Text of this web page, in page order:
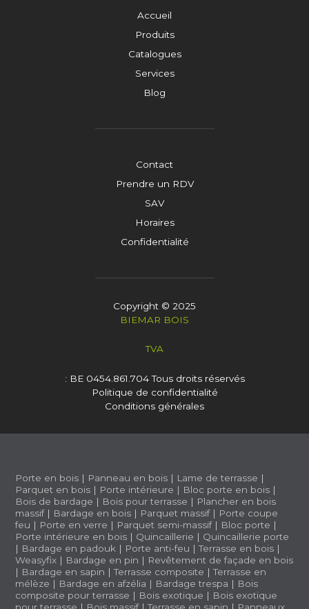
Accueil
Produits
Catalogues
Services
Blog
Contact
Prendre un RDV
SAV
Horaires
Confidentialité
Copyright © 2025
BIEMAR BOIS
TVA
: BE 0454.861.704Tous droits réservés
Politique de confidentialité
Conditions générales
Porte en bois | Panneau en bois | Lame de terrasse |
Parquet en bois | Porte intérieure | Bloc porte en bois |
Bois de bardage | Bois pour terrasse | Plancher en bois
massif| Bardage en bois | Parquet massif| Porte coupe
feu | Porte en verre | Parquet semi-massif| Bloc porte |
Porte intérieure en bois | Quincaillerie | Quincaillerie porte
| Bardage en padouk | Porte anti-feu |Terrasse en bois |
Weasyfix | Bardage en pin | Revêtement de façade en bois
| Bardage en sapin |Terrasse composite |Terrasse en
mélèze | Bardage en afzélia | Bardage trespa | Bois
composite pour terrasse | Bois exotique | Bois exotique
pour terrasse | Bois massif|Terrasse en sapin | Panneaux